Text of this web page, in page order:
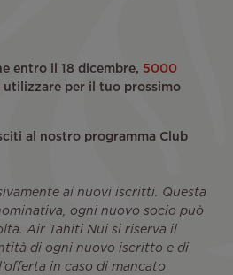
entro il 18 dicembre, 5000
utilizzare per il tuo prossimo
al nostro programma Club
ai nuovi iscritti. Questa
ogni nuovo socio può
Air Tahiti Nui si riserva il
di ogni nuovo iscritto e di
in caso di mancato